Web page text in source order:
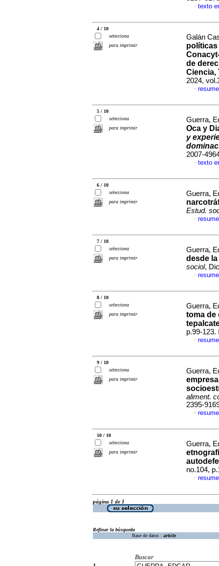
· texto
4 / 10
selecciona
para imprimir
Galán
de
Ciencia,
2024,
·
5 / 10
selecciona
para imprimir
Guerra,
Oca y
y
2007-
· texto
6 / 10
selecciona
para imprimir
Guerra,
Estud.
·
7 / 10
selecciona
para imprimir
Guerra,
desde
sociol,
·
8 / 10
selecciona
para imprimir
Guerra,
toma de
p.99-123.
·
9 / 10
selecciona
para imprimir
Guerra,
aliment.
2395-
·
10 / 10
selecciona
para imprimir
Guerra,
no.104,
·
página 1 de 1
Refinar la búsqueda
Base de datos : article
Buscar